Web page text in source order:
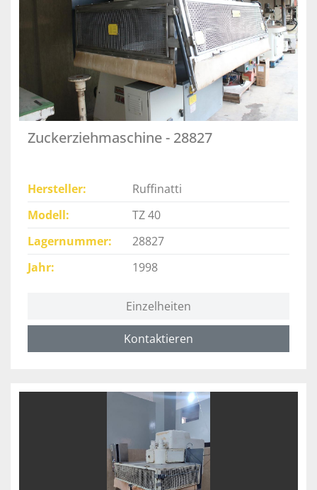
Zuckerziehmaschine - 28827
Hersteller
Ruffinatti
Modell
TZ 40
Lagernummer
28827
Jahr
1998
Einzelheiten
Kontaktieren